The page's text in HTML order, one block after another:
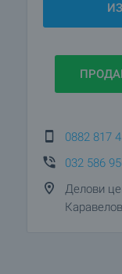
0882 817
032 586
Делови